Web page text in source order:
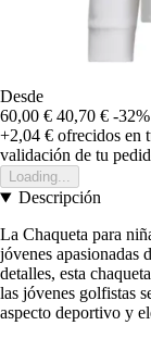
Desde
60,00 € 40,70 € -32%
+2,04 € ofrecidos en
validación de tu
Loading...
Descripción
La Chaqueta para
jóvenes apasionadas
detalles, esta
las jóvenes golfistas
aspecto deportivo y